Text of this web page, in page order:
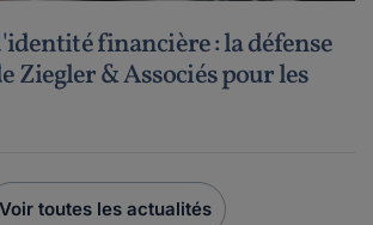
financière : la défense
Ziegler & Associés pour les
Voir toutes les actualités